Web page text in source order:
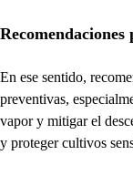
En ese sentido,
preventivas,
vapor y mitigar el
y proteger cultivos